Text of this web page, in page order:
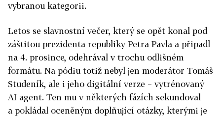
vybranou kategorii.
Letos se slavnostní večer, který se opět konal pod
záštitou prezidenta republiky Petra Pavla a připadl
na 4. prosince, odehrával v trochu odlišném
formátu. Na pódiu totiž nebyl jen moderátor Tomáš
Studeník, ale i jeho digitální verze – vytrénovaný
AI agent. Ten mu v některých fázích sekundoval
a pokládal oceněným doplňující otázky, kterými je